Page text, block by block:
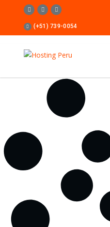
(+51) 739-0054